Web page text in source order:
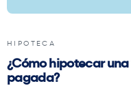
HIPOTECA
¿Cómo hipotecar
pagada?